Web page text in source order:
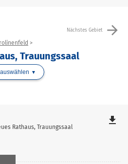
Nächstes Gebiet arrow_forward
Trauungssaal
Rathaus, Trauungssaal
file_download